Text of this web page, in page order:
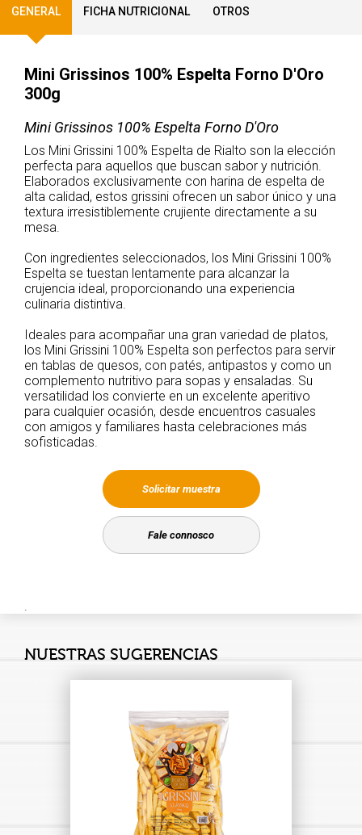
GENERAL FICHA NUTRICIONAL OTROS
Mini Grissinos 100% Espelta Forno D'Oro
300g
Mini Grissinos 100% Espelta Forno D'Oro
Los Mini Grissini 100% Espelta de Rialto son la elección
perfecta para aquellos que buscan sabor y nutrición.
Elaborados exclusivamente con harina de espelta de
alta calidad, estos grissini ofrecen un sabor único y una
textura irresistiblemente crujiente directamente a su
mesa.
Con ingredientes seleccionados, los Mini Grissini 100%
Espelta se tuestan lentamente para alcanzar la
crujencia ideal, proporcionando una experiencia
culinaria distintiva.
Ideales para acompañar una gran variedad de platos,
los Mini Grissini 100% Espelta son perfectos para servir
en tablas de quesos, con patés, antipastos y como un
complemento nutritivo para sopas y ensaladas. Su
versatilidad los convierte en un excelente aperitivo
para cualquier ocasión, desde encuentros casuales
con amigos y familiares hasta celebraciones más
sofisticadas.
Solicitar muestra
Fale connosco
.
NUESTRAS SUGERENCIAS